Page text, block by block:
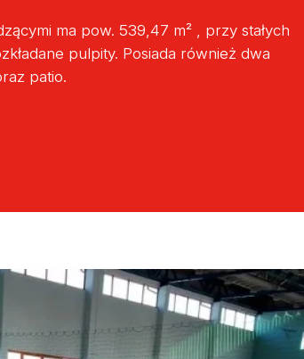
ma pow. 539,47 m² , przy stałych
pulpity. Posiada również dwa
patio.